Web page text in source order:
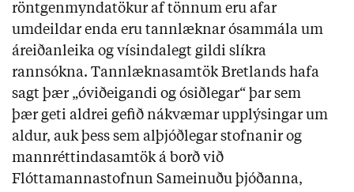
röntgenmyndatökur af tönnum eru afar
umdeildarenda eru tannlæknar ósammála um
áreiðanleika og vísindalegt gildi slíkra
rannsókna. Tannlæknasamtök Bretlands hafa
sagt þær „óviðeigandi og ósiðlegar“ þar sem
þær geti aldrei gefið nákvæmar upplýsingar um
aldur, auk þess sem alþjóðlegar stofnanir og
mannréttindasamtök á borð við
Flóttamannastofnun Sameinuðu þjóðanna,